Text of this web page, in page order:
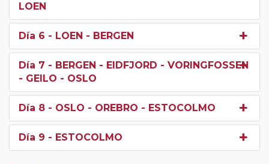
LOEN
Día 6 - LOEN - BERGEN
Día 7 - BERGEN - EIDFJORD - VORINGFOSSEN
- GEILO - OSLO
Día 8 - OSLO - OREBRO - ESTOCOLMO
Día 9 - ESTOCOLMO